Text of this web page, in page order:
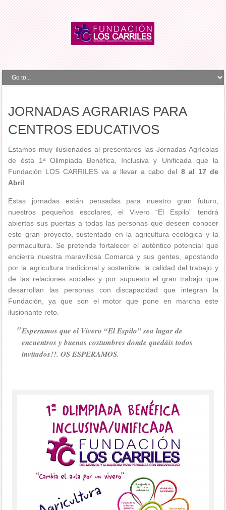
JORNADAS AGRARIAS PARA
CENTROS EDUCATIVOS
Estamos muy ilusionados al presentaros las Jornadas Agrícolas
de ésta 1ª Olimpiada Benéfica, Inclusiva y Unificada que la
Fundación LOS CARRILES va a llevar a cabo del 8 al 17 de
Abril
Estas jornadas están pensadas para nuestro gran futuro,
nuestros pequeños escolares, el Vivero “El Espilo” tendrá
abiertas sus puertas a todas las personas que deseen conocer
este gran proyecto, sustentado en la agricultura ecológica y la
permacultura. Se pretende fortalecer el auténtico potencial que
encierra nuestra maravillosa Comarca y sus gentes, apostando
por la agricultura tradicional y sostenible, la calidad del trabajo y
de las relaciones sociales y por supuesto el gran trabajo que
desarrollan las personas con discapacidad que integran la
Fundación, ya que son el motor que pone en marcha este
ilusionante reto.
Esperamos que el Vivero “El Espilo” sea lugar de
encuentros y buenas costumbres donde quedáis todos
invitados!!. OS ESPERAMOS.